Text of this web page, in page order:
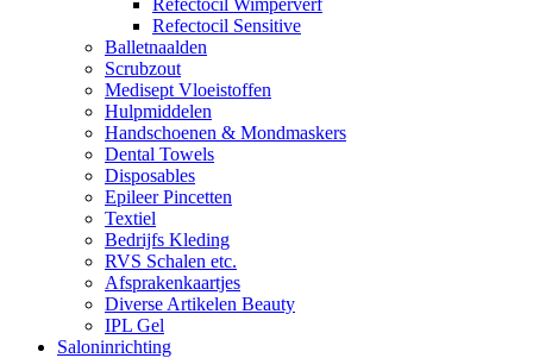
Refectocil Sensitive
Balletnaalden
Scrubzout
Medisept Vloeistoffen
Hulpmiddelen
Handschoenen & Mondmaskers
Dental Towels
Disposables
Epileer Pincetten
Textiel
Bedrijfs Kleding
RVS Schalen etc.
Afsprakenkaartjes
Diverse Artikelen Beauty
IPL Gel
Saloninrichting